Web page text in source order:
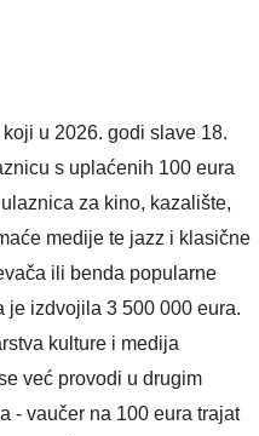
u 2026. godi slave 18.
s uplaćenih 100 eura
za kino, kazalište,
medije te jazz i klasične
ili benda popularne
je izdvojila 3 500 000 eura.
a kulture i medija
već provodi u drugim
- vaučer na 100 eura trajat